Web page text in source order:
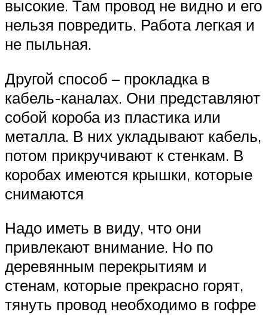
высокие. Там провод не видно и его
нельзя повредить. Работа легкая и
не пыльная.
Другой способ – прокладка в
кабель-каналах. Они представляют
собой короба из пластика или
металла. В них укладывают кабель,
потом прикручивают к стенкам. В
коробах имеются крышки, которые
снимаются
Надо иметь в виду, что они
привлекают внимание. Но по
деревянным перекрытиям и
стенам, которые прекрасно горят,
тянуть провод необходимо в гофре